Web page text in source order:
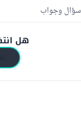
سؤال وجواب
هل